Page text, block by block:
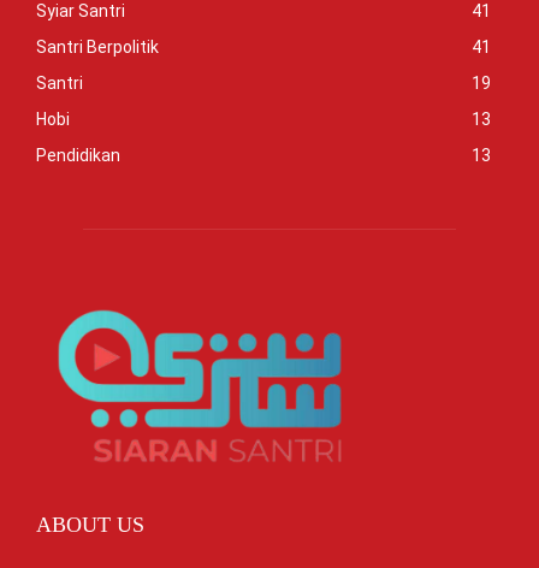
Syiar Santri
41
Santri Berpolitik
41
Santri
19
Hobi
13
Pendidikan
13
ABOUT US